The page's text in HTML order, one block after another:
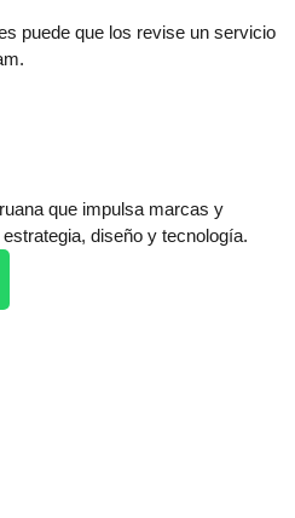
puede que los revise un servicio
que impulsa marcas y
diseño y tecnología.